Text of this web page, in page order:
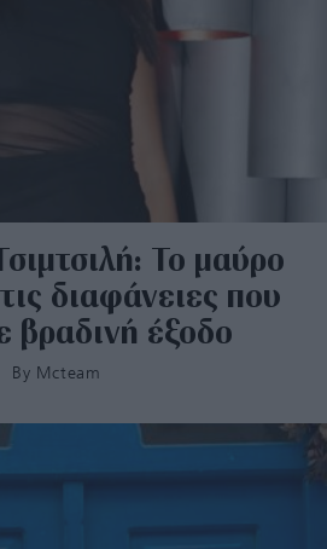
Το μαύρο
διαφάνειες που
βραδινή έξοδο
By Mcteam